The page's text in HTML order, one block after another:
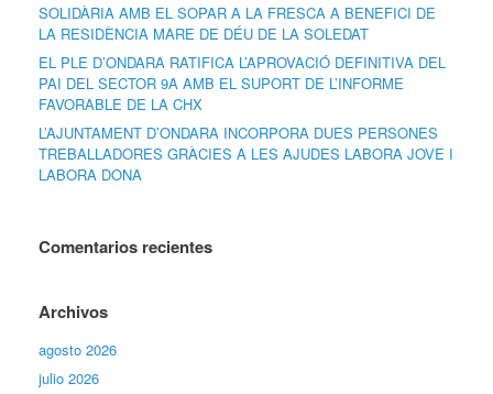
SOLIDÀRIA AMB EL SOPAR A LA FRESCA A BENEFICI DE
LA RESIDÈNCIA MARE DE DÉU DE LA SOLEDAT
EL PLE D’ONDARA RATIFICA L’APROVACIÓ DEFINITIVA DEL
PAI DEL SECTOR 9A AMB EL SUPORT DE L’INFORME
FAVORABLE DE LA CHX
L’AJUNTAMENT D’ONDARA INCORPORA DUES PERSONES
TREBALLADORES GRÀCIES A LES AJUDES LABORA JOVE I
LABORA DONA
Comentarios recientes
Archivos
agosto 2026
julio 2026